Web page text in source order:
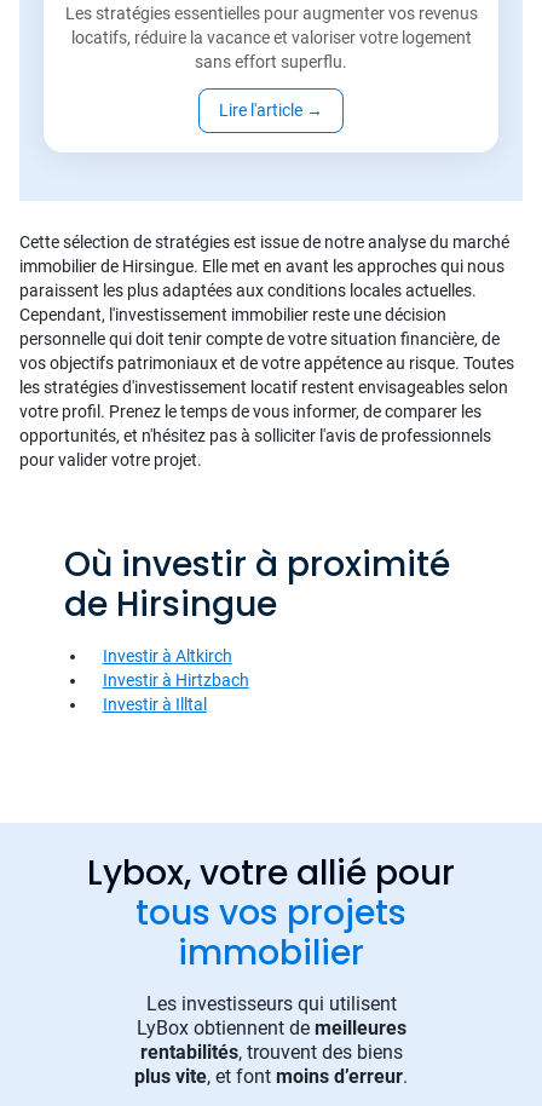
Les stratégies essentielles pour augmenter vos revenus
locatifs, réduire la vacance et valoriser votre logement
sans effort superflu.
Lire l'article →
Cette sélection de stratégies est issue de notre analyse du marché
immobilier de Hirsingue. Elle met en avant les approches qui nous
paraissent les plus adaptées aux conditions locales actuelles.
Cependant, l'investissement immobilier reste une décision
personnelle qui doit tenir compte de votre situation financière, de
vos objectifs patrimoniaux et de votre appétence au risque. Toutes
les stratégies d'investissement locatif restent envisageables selon
votre profil. Prenez le temps de vous informer, de comparer les
opportunités, et n'hésitez pas à solliciter l'avis de professionnels
pour valider votre projet.
Où investir à proximité
de Hirsingue
Investir à Altkirch
Investir à Hirtzbach
Investir à Illtal
Lybox, votre allié pour
tous vos projets
immobilier
Les investisseurs qui utilisent
LyBox obtiennent de meilleures
rentabilités, trouvent des biens
plus vite, et font moins d’erreur.